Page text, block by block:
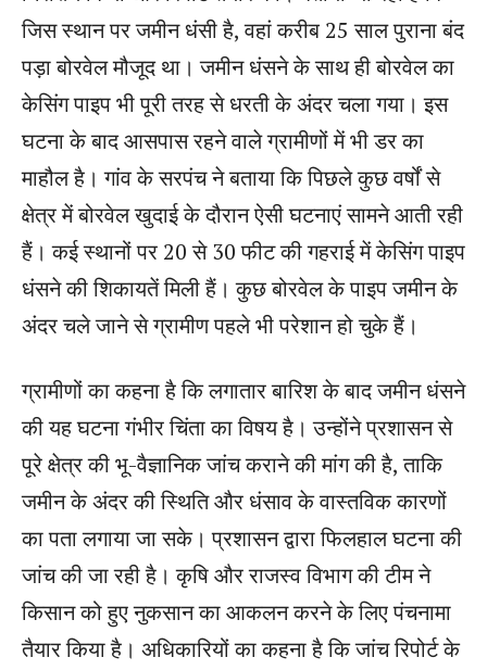
जिस स्थान पर जमीन धंसी है, वहां करीब 25 साल पुराना बंद
पड़ा बोरवेल मौजूद था। जमीन धंसने के साथ ही बोरवेल का
केसिंग पाइप भी पूरी तरह से धरती के अंदर चला गया। इस
घटना के बाद आसपास रहने वाले ग्रामीणों में भी डर का
माहौल है। गांव के सरपंच ने बताया कि पिछले कुछ वर्षों से
क्षेत्र में बोरवेल खुदाई के दौरान ऐसी घटनाएं सामने आती रही
हैं। कई स्थानों पर 20 से 30 फीट की गहराई में केसिंग पाइप
धंसने की शिकायतें मिली हैं। कुछ बोरवेल के पाइप जमीन के
अंदर चले जाने से ग्रामीण पहले भी परेशान हो चुके हैं।
ग्रामीणों का कहना है कि लगातार बारिश के बाद जमीन धंसने
की यह घटना गंभीर चिंता का विषय है। उन्होंने प्रशासन से
पूरे क्षेत्र की भू-वैज्ञानिक जांच कराने की मांग की है, ताकि
जमीन के अंदर की स्थिति और धंसाव के वास्तविक कारणों
का पता लगाया जा सके। प्रशासन द्वारा फिलहाल घटना की
जांच की जा रही है। कृषि और राजस्व विभाग की टीम ने
किसान को हुए नुकसान का आकलन करने के लिए पंचनामा
तैयार किया है। अधिकारियों का कहना है कि जांच रिपोर्ट के